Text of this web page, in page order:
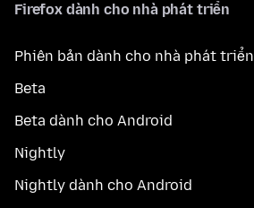
Firefox dành cho nhà phát triển
Phiên bản dành cho nhà phát triển
Beta
Beta dành cho Android
Nightly
Nightly dành cho Android